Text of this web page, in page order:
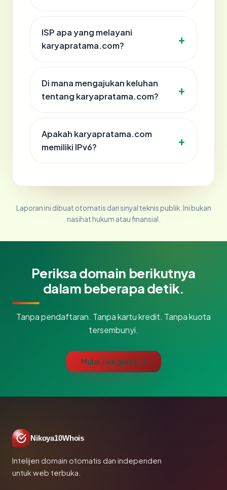
ISP apa yang melayani
karyapratama.com?
Di mana mengajukan keluhan
tentang karyapratama.com?
Apakah karyapratama.com
memiliki IPv6?
Laporan ini dibuat otomatis dari sinyal teknis publik. Ini bukan
nasihat hukum atau finansial.
Periksa domain berikutnya
dalam beberapa detik.
Tanpa pendaftaran. Tanpa kartu kredit. Tanpa kuota
tersembunyi.
Mulai cek gratis →
Nikoya10Whois
Intelijen domain otomatis dan independen
untuk web terbuka.